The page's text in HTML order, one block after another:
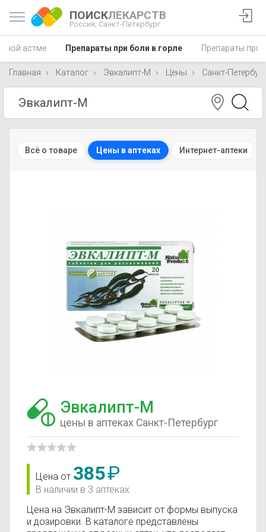
ПОИСКЛЕКАРСТВ
Россия, Санкт-Петербург
астме Препараты при боли в горле Препараты при
Главная Каталог Эвкалипт-М Цены Санкт-
Всё о товаре Цены в аптеках Интернет-аптеки
Эвкалипт-М
цены в аптеках Санкт-Петербург
Цена от 385₽
В наличии в 3 аптеках
Цена на Эвкалипт-М зависит от формы выпуска
и дозировки. В каталоге представлены